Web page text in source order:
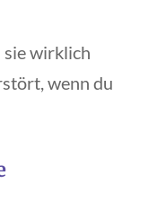
wirklich
wenn du